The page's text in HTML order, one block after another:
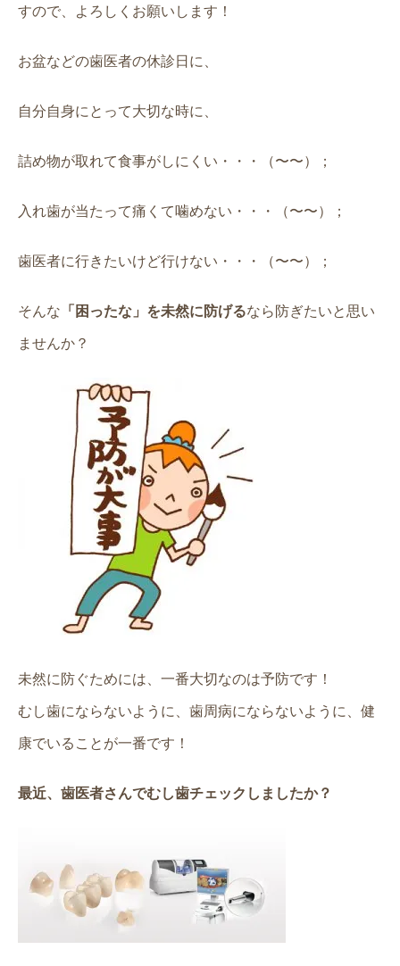
すので、よろしくお願いします！
お盆などの歯医者の休診日に、
自分自身にとって大切な時に、
詰め物が取れて食事がしにくい・・・（〜〜）；
入れ歯が当たって痛くて噛めない・・・（〜〜）；
歯医者に行きたいけど行けない・・・（〜〜）；
そんな 「困ったな」を未然に防げるなら防ぎたいと思い
ませんか？
未然に防ぐためには、一番大切なのは予防です！
むし歯にならないように、歯周病にならないように、健
康でいることが一番です！
最近、歯医者さんでむし歯チェックしましたか？